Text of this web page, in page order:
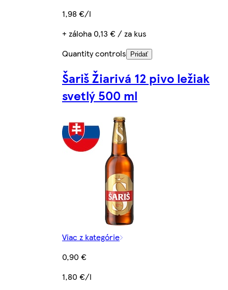
1,98 €/l
+ záloha 0,13 € / za kus
Quantity controls
Pridať
Šariš Žiarivá 12 pivo ležiak
svetlý 500 ml
Viac z kategórie
0,90 €
1,80 €/l